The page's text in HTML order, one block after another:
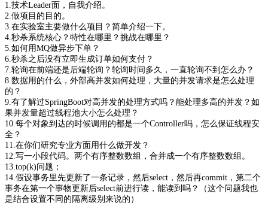
1.技术Leader面，自我介绍。
2.做项目的目的。
3.在实验室主要做什么项目？简单介绍一下。
4.秒杀系统核心？特性在哪里？挑战在哪里？
5.如何用MQ做异步下单？
6.秒杀之后没有立即生成订单如何支付？
7.轮询在前端还是后端轮询？轮询时间多久，一直轮询不到怎么办？
8.数据用的什么，外部高并发如何处理，大量的并发请求是怎么处理
的？
9.有了解过SpringBoot对高并发的处理方式吗？能处理多高的并发？如
果并发量超过线程池大小怎么处理？
10.每个对象到达的时候调用的都是一个Controller吗，怎么保证线程安
全？
11.在你们研究专业方面用什么做开发？
12.写一小段代码。两个有序整数数组，合并成一个有序整数数组。
13.top(k)问题；
14.假设事务里先更新了一条记录，然后select，然后再commit，第二个
事务在第一个事物更新后select前进行读，能读到吗？（这个问题我也
是结合设置不同的隔离级别来说的）